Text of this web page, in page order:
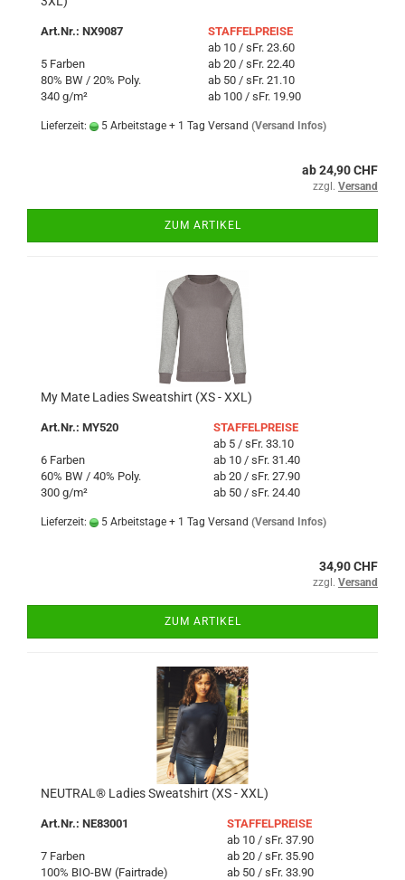
Art.Nr.: NX9087
STAFFELPREISE
ab 10 / sFr. 23.60
5 Farben
ab 20 / sFr. 22.40
80% BW / 20% Poly.
ab 50 / sFr. 21.10
340 g/m²
ab 100 / sFr. 19.90
Lieferzeit: 5 Arbeitstage + 1 Tag Versand (Versand Infos)
ab 24,90 CHF
zzgl. Versand
ZUM ARTIKEL
My Mate Ladies Sweatshirt (XS - XXL)
Art.Nr.: MY520
STAFFELPREISE
ab 5 / sFr. 33.10
6 Farben
ab 10 / sFr. 31.40
60% BW / 40% Poly.
ab 20 / sFr. 27.90
300 g/m²
ab 50 / sFr. 24.40
Lieferzeit: 5 Arbeitstage + 1 Tag Versand (Versand Infos)
34,90 CHF
zzgl. Versand
ZUM ARTIKEL
NEUTRAL® Ladies Sweatshirt (XS - XXL)
Art.Nr.: NE83001
STAFFELPREISE
ab 10 / sFr. 37.90
7 Farben
ab 20 / sFr. 35.90
100% BIO-BW (Fairtrade)
ab 50 / sFr. 33.90